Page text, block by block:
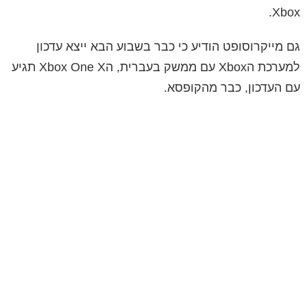
Xbox.
גם מייקרוסופט הודיע כי כבר בשבוע הבא ייצא עדכון
למערכת הXbox עם ממשק בעברית, הXbox One X תגיע
עם העדכון, כבר מהקופסא.